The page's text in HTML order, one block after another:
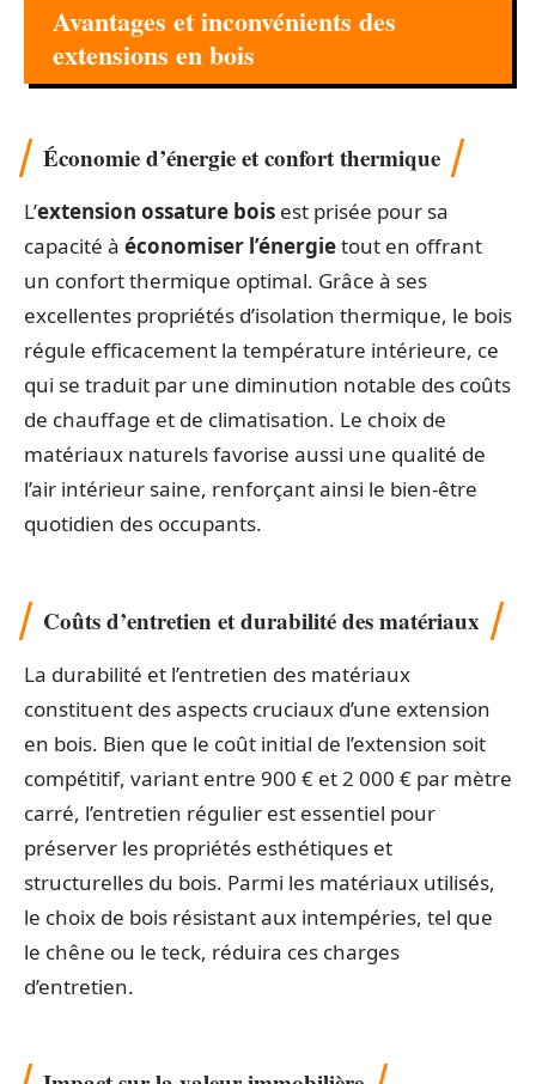
Avantages et inconvénients des
extensions en bois
Économie d’énergie et confort thermique
L’extension ossature bois est prisée pour sa
capacité à économiser l’énergietout en offrant
un confort thermique optimal. Grâce à ses
excellentes propriétés d’isolation thermique, le bois
régule efficacement la température intérieure, ce
qui se traduit par une diminution notable des coûts
de chauffage et de climatisation. Le choix de
matériaux naturels favorise aussi une qualité de
l’air intérieur saine, renforçant ainsi le bien-être
quotidien des occupants.
Coûts d’entretien et durabilité des matériaux
La durabilité et l’entretien des matériaux
constituent des aspects cruciaux d’une extension
en bois. Bien que le coût initial de l’extension soit
compétitif, variant entre 900 € et 2 000 € par mètre
carré, l’entretien régulier est essentiel pour
préserver les propriétés esthétiques et
structurelles du bois. Parmi les matériaux utilisés,
le choix de bois résistant aux intempéries, tel que
le chêne ou le teck, réduira ces charges
d’entretien.